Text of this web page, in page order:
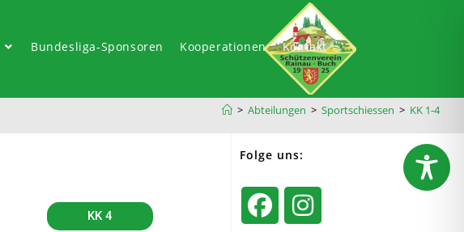
Bundesliga-Sponsoren Kooperationen Kontakt
> Abteilungen > Sportschiessen > KK 1-4
KK 4
Folge uns: